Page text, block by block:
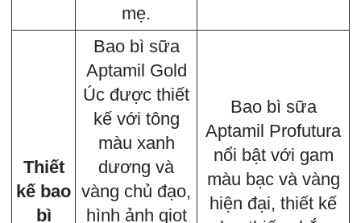
mẹ.
Thiết
kế bao
bì
Bao bì sữa
Aptamil Gold
Úc được thiết
kế với tông
màu xanh
dương và
vàng chủ đạo,
hình ảnh giọt
Bao bì sữa
Aptamil Profutura
nổi bật với gam
màu bạc và vàng
hiện đại, thiết kế